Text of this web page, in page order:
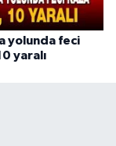
yolunda feci
yaralı